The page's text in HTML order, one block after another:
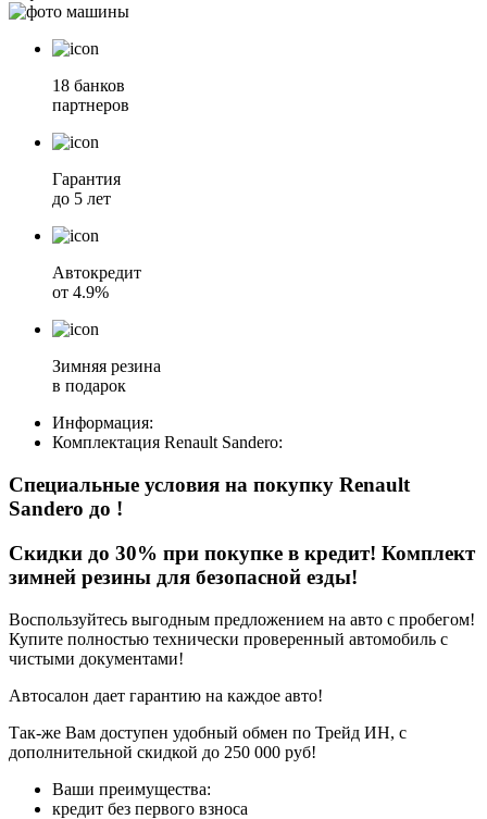
18 банков
партнеров
Гарантия
до 5 лет
Автокредит
от 4.9%
Зимняя резина
в подарок
Информация:
Комплектация Renault Sandero:
Специальные условия на покупку Renault
Sandero до !
Скидки до 30% при покупке в кредит! Комплект
зимней резины для безопасной езды!
Воспользуйтесь выгодным предложением на авто с пробегом!
Купите полностью технически проверенный автомобиль с
чистыми документами!
Автосалон дает гарантию на каждое авто!
Так-же Вам доступен удобный обмен по Трейд ИН, с
дополнительной скидкой до 250 000 руб!
Ваши преимущества:
кредит без первого взноса